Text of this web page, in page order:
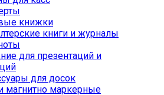
книжки
книги и журналы
для презентаций и
для досок
магнитно маркерные